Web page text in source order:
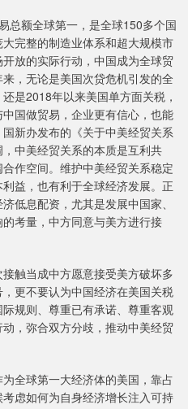
额全球第一，是全球150多个国
完整的制造业体系和超大规模市
放的实际行动，中国成为全球贸
，无论是美国次贷危机引发的全
是2018年以来美国单方面关税，
国做贸易，企业更有信心，也能
新办发布的《关于中美经贸关系
中美经贸关系的本质是互利共
作空间。维护中美经贸关系稳定
益，也有利于全球经济发展。正
低息配资，尤其是发展中国家、
考量，中方同意与美方进行接
触当成中方愿意接受美方破坏多
更不要认为中国经济在美国关税
规则、尊重已有承诺、尊重客观
，弥合双方分歧，推动中美经贸
全球第一大经济体的美国，靠占
虑如何为自身经济增长注入可持